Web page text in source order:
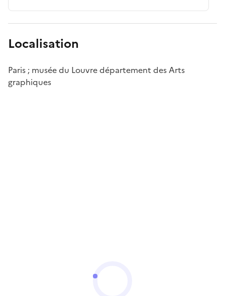
Localisation
Paris ; musée du Louvre département des Arts
graphiques